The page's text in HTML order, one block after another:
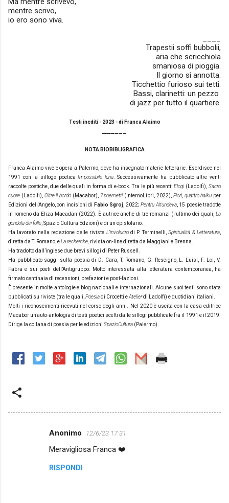
mentre scrivo,
io ero sono viva.
Trapestii soffi bubbolii,
aria che scricchiola
smaniosa di pioggia.
Il giorno si annotta.
Ticchettio furioso sui tetti.
Bassi, clarinetti: un pezzo
di jazz per tutto il quartiere.
Testi inediti - 2023 - di Franca Alaimo
NOTA BIOBIBLIGRAFICA
Franca Alaimovive e opera a Palermo, dove ha insegnato materie letterarie. Esordisce nel
1991 con la silloge poeticaImpossibile luna. Successivamente ha pubblicato altre venti
raccolte poetiche, due delle quali in forma di e-book. Tra le più recenti:Elogi (Ladolfi),Sacro
cuore (Ladolfi), Oltre il bordo (Macabor), 7 poemetti (InternoLibri, 2022), Fiori, quattro haiku per
Edizioni dell'Angelo, con incisioni di Fabio Sgroj , 2022; Pentru Altundeva, 15 poesie tradotte
in romeno da Eliza Macadan (2022). È autrice anche di tre romanzi (l'ultimo dei quali, La
gondola dei folle , Spazio Cultura Edzioni) e di un epistolario.
Ha lavorato nella redazione delle riviste L’involucrodi P. Terminelli,Spiritualità & Letteratura
diretta da T. Romano, eLa recherche, rivista on-line diretta da Maggiani e Brenna.
Ha tradotto dall’inglese due brevi sillogi di Peter Russell.
Ha pubblicato saggi sulla poesia di D. Cara, T. Romano, G. Rescigno, L. Luisi, F. Loi, V.
Fabra e sui poeti dell’Antigruppo. Molto interessata alla letteratura contemporanea, ha
firmato centinaia di recensioni, prefazioni e post-fazioni.
È presente in molte antologie e blog nazionali e internazionali. Alcune suoi testi sono stata
pubblicati su riviste (tra le quali, Poesiadi Crocetti eAtelierdi Ladolfi) e quotidiani italiani.
Molti i riconoscimenti ricevuti nel corso degli anni. Nel 2020 è uscita con la casa editrice
Macabor un'auto-antologia di testi poetici scelti dalle sillogi pubblicate fra il 1991 e il 2019.
Dirige la collana di poesia per le edizioni SpazioCultura (Palermo).
Anonimo 12/6/23 17:31
Meravigliosa Franca ❤️
RISPONDI